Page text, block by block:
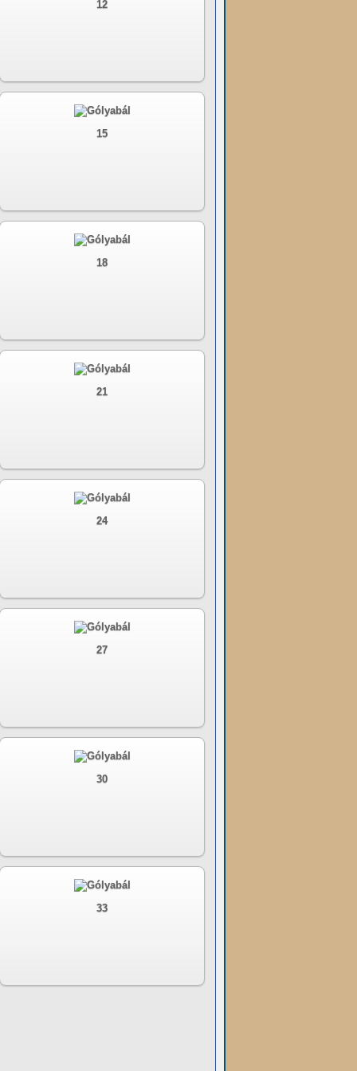
12
15
18
21
24
27
30
33